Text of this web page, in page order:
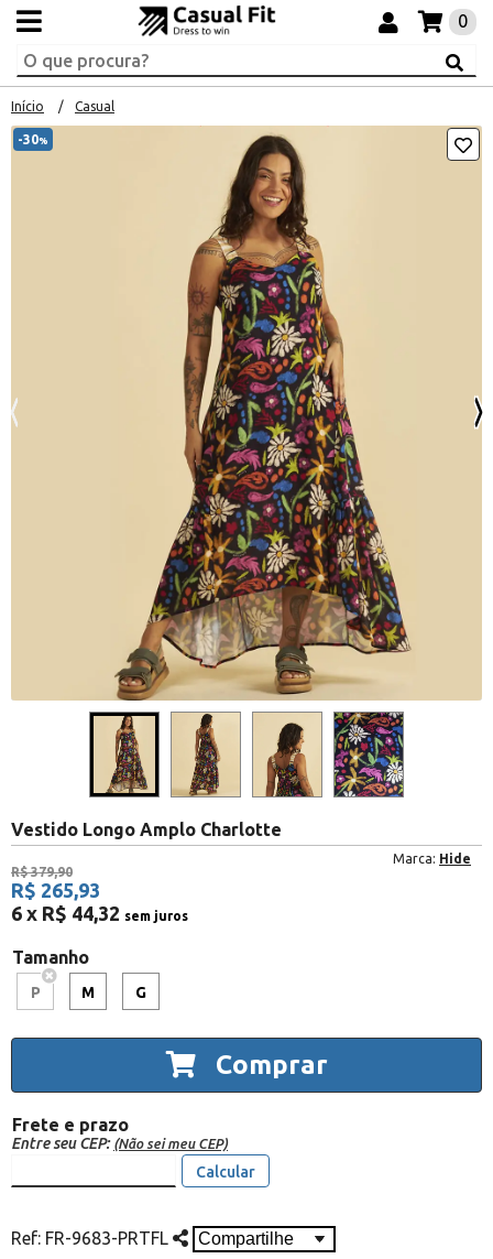
0
Início Casual
-30%
Vestido Longo Amplo Charlotte
Marca: Hide
R$ 379,90
R$ 265,93
6 x R$ 44,32 sem juros
Tamanho
P M G
Comprar
Frete e prazo
Entre seu CEP: (Não sei meu CEP)
Calcular
Ref: FR-9683-PRTFL